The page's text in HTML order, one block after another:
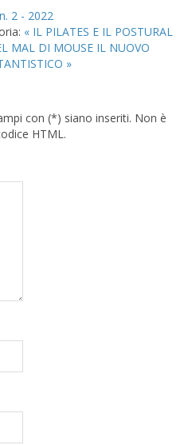
2 - 2022
« IL PILATES E IL POSTURAL
MAL DI MOUSE IL NUOVO
»
con (*) siano inseriti. Non è
HTML.